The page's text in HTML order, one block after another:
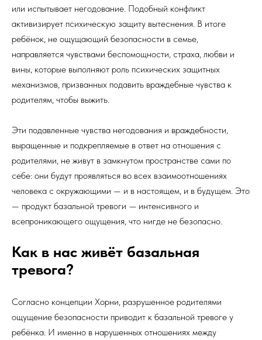
или испытывает негодование. Подобный конфликт
активизирует психическую защиту вытеснения. В итоге
ребёнок, не ощущающий безопасности в семье,
направляется чувствами беспомощности, страха, любви и
вины, которые выполняют роль психических защитных
механизмов, призванных подавить враждебные чувства к
родителям, чтобы выжить.
Эти подавленные чувства негодования и враждебности,
выращенные и подкрепляемые в ответ на отношения с
родителями, не живут в замкнутом пространстве сами по
себе: они будут проявляться во всех взаимоотношениях
человека с окружающими — и в настоящем, и в будущем. Это
— продукт базальной тревоги — интенсивного и
всепроникающего ощущения, что нигде не безопасно.
Как в нас живёт базальная
тревога?
Согласно концепции Хорни, разрушенное родителями
ощущение безопасности приводит к базальной тревоге у
ребёнка. И именно в нарушенных отношениях между